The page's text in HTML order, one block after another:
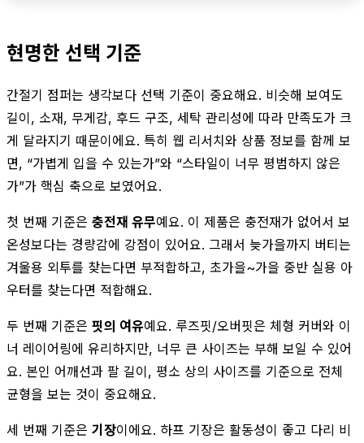
현명한 선택 기준
간절기 점퍼는 생각보다 선택 기준이 중요해요. 비슷해 보여도
길이, 소재, 무게감, 후드 구조, 세탁 관리성에 따라 만족도가 크
게 달라지기 때문이에요. 특히 웹 리서치와 상품 정보를 함께 보
면, “가볍게 입을 수 있는가”와 “스타일이 너무 평범하지 않은
가”가 핵심 축으로 보였어요.
첫 번째 기준은 충전재 유무예요. 이 제품은 충전재가 없어서 보
온성보다는 경량감에 강점이 있어요. 그래서 늦가을까지 버티는
겨울용 외투를 찾는다면 부적합하고, 초가을~가을 중반 실용 아
우터를 찾는다면 적합해요.
두 번째 기준은 핏의 여유예요. 루즈핏/오버핏은 체형 커버와 이
너 레이어링에 유리하지만, 너무 큰 사이즈는 부해 보일 수 있어
요. 본인 어깨선과 팔 길이, 평소 상의 사이즈를 기준으로 전체
균형을 보는 것이 중요해요.
세 번째 기준은 기장이에요. 하프 기장은 활동성이 좋고 다리 비